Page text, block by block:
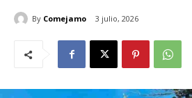
By Comejamo 3 julio, 2026